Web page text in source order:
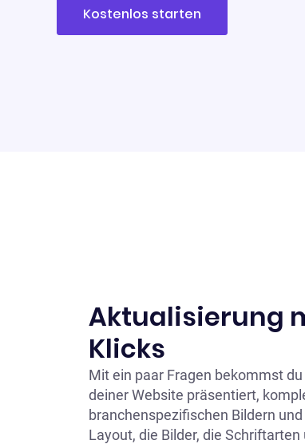
Kostenlos starten
Aktualisierung
Klicks
Mit ein paar Fragen bekommst
deiner Website präsentiert,
branchenspezifischen Bildern
Layout, die Bilder, die